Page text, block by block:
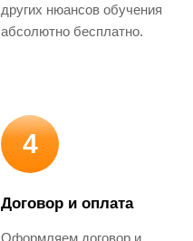
других нюансов обучения
абсолютно бесплатно.
4
Договор и оплата
Оформляем договор и